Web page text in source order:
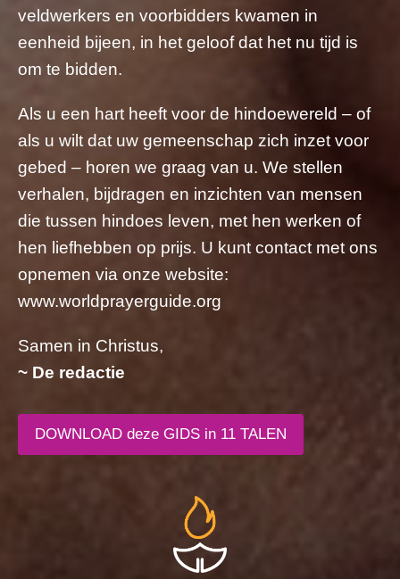
veldwerkers en voorbidders kwamen in
eenheid bijeen, in het geloof dat het nu tijd is
om te bidden.
Als u een hart heeft voor de hindoewereld – of
als u wilt dat uw gemeenschap zich inzet voor
gebed – horen we graag van u. We stellen
verhalen, bijdragen en inzichten van mensen
die tussen hindoes leven, met hen werken of
hen liefhebben op prijs. U kunt contact met ons
opnemen via onze website:
www.worldprayerguide.org
Samen in Christus,
~ De redactie
DOWNLOAD deze GIDS in 11 TALEN